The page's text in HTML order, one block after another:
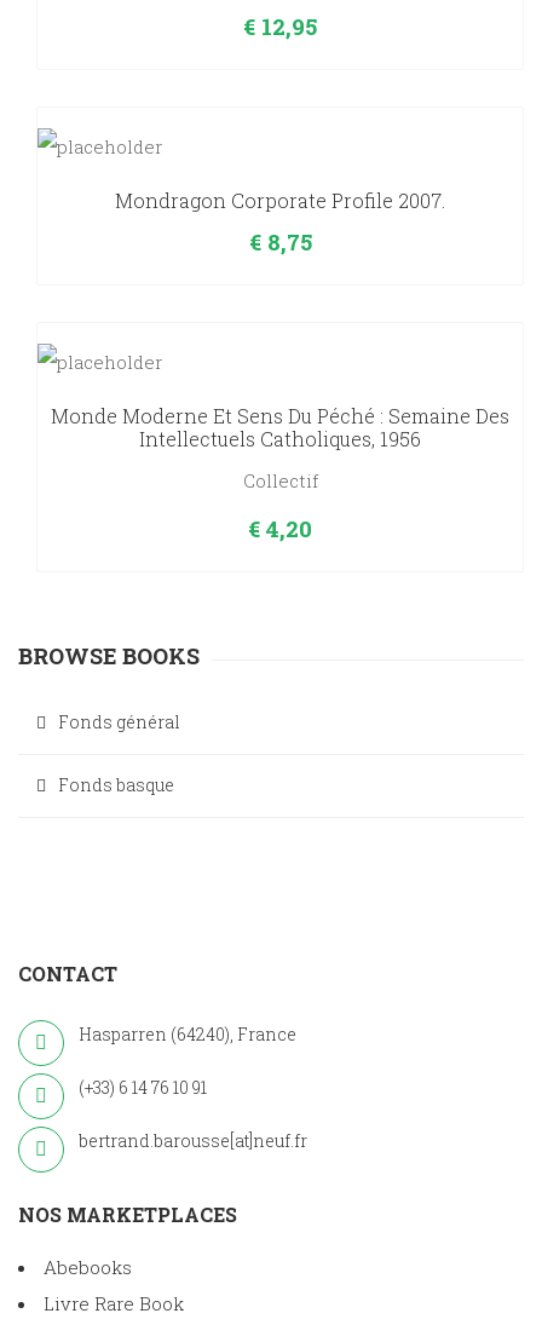
€ 12,95
Mondragon Corporate Profile 2007.
€8,75
Monde Moderne Et Sens Du Péché : Semaine Des
Intellectuels Catholiques, 1956
Collectif
€ 4,20
BROWSE BOOKS
Fonds général
Fonds basque
CONTACT
Hasparren (64240), France
(+33) 6 14 76 10 91
bertrand.barousse[at]neuf.fr
NOS MARKETPLACES
Abebooks
Livre Rare Book